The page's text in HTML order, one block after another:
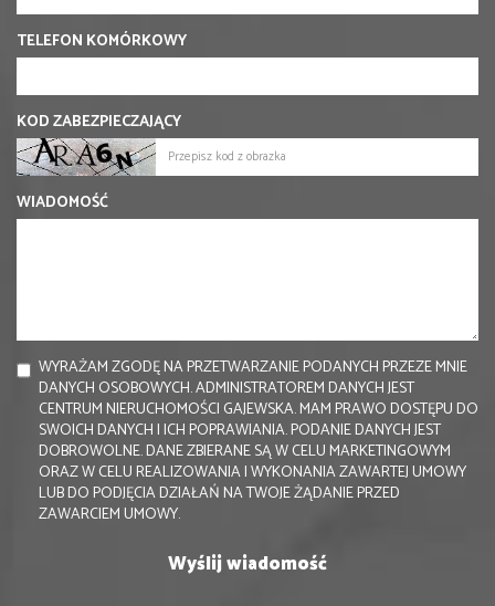
TELEFON KOMÓRKOWY
KOD ZABEZPIECZAJĄCY
WIADOMOŚĆ
WYRAŻAM ZGODĘ NA PRZETWARZANIE PODANYCH PRZEZE MNIE
DANYCH OSOBOWYCH. ADMINISTRATOREM DANYCH JEST
CENTRUM NIERUCHOMOŚCI GAJEWSKA. MAM PRAWO DOSTĘPU DO
SWOICH DANYCH I ICH POPRAWIANIA. PODANIE DANYCH JEST
DOBROWOLNE. DANE ZBIERANE SĄ W CELU MARKETINGOWYM
ORAZ W CELU REALIZOWANIA I WYKONANIA ZAWARTEJ UMOWY
LUB DO PODJĘCIA DZIAŁAŃ NA TWOJE ŻĄDANIE PRZED
ZAWARCIEM UMOWY.